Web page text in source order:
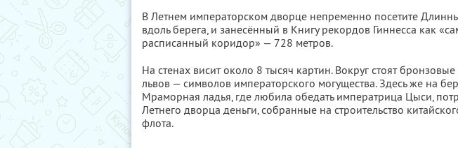
В Летнем императорском дворце непременно посетите
вдоль берега, и занесённый в Книгу рекордов Гиннесса как
расписанный коридор» — 728 метров.
На стенах висит около 8 тысяч картин. Вокруг стоят
львов — символов императорского могущества. Здесь же на
Мраморная ладья, где любила обедать императрица Цыси,
Летнего дворца деньги, собранные на строительство
флота.